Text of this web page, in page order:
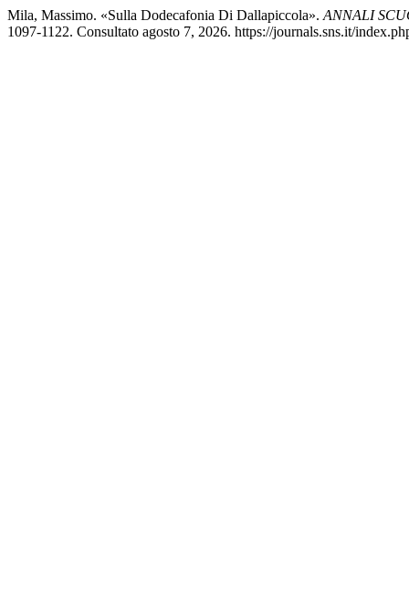
Mila, Massimo. «Sulla Dodecafonia Di Dallapiccola». ANNALI
1097-1122. Consultato agosto 7, 2026. https://journals.sns.it/